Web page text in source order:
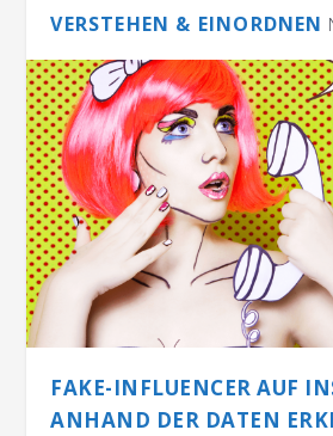
VERSTEHEN & EINORDNEN
FAKE-INFLUENCER AUF
ANHAND DER DATEN